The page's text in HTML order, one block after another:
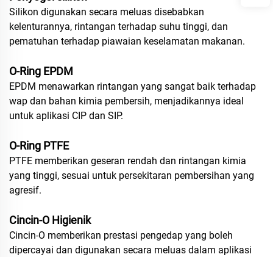
Silikon digunakan secara meluas disebabkan
kelenturannya, rintangan terhadap suhu tinggi, dan
pematuhan terhadap piawaian keselamatan makanan.
O-Ring EPDM
EPDM menawarkan rintangan yang sangat baik terhadap
wap dan bahan kimia pembersih, menjadikannya ideal
untuk aplikasi CIP dan SIP.
O-Ring PTFE
PTFE memberikan geseran rendah dan rintangan kimia
yang tinggi, sesuai untuk persekitaran pembersihan yang
agresif.
Cincin-O Higienik
Cincin-O memberikan prestasi pengedap yang boleh
dipercayai dan digunakan secara meluas dalam aplikasi